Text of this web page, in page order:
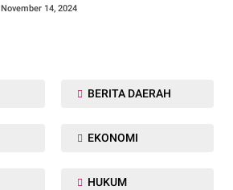
November 14, 2024
BERITA DAERAH
EKONOMI
HUKUM